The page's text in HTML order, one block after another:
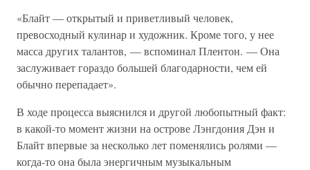
«Блайт — открытый и приветливый человек,
превосходный кулинар и художник. Кроме того, у нее
масса других талантов, — вспоминал Плентон. — Она
заслуживает гораздо большей благодарности, чем ей
обычно перепадает».
В ходе процесса выяснился и другой любопытный факт:
в какой-то момент жизни на острове Лэнгдония Дэн и
Блайт впервые за несколько лет поменялись ролями —
когда-то она была энергичным музыкальным